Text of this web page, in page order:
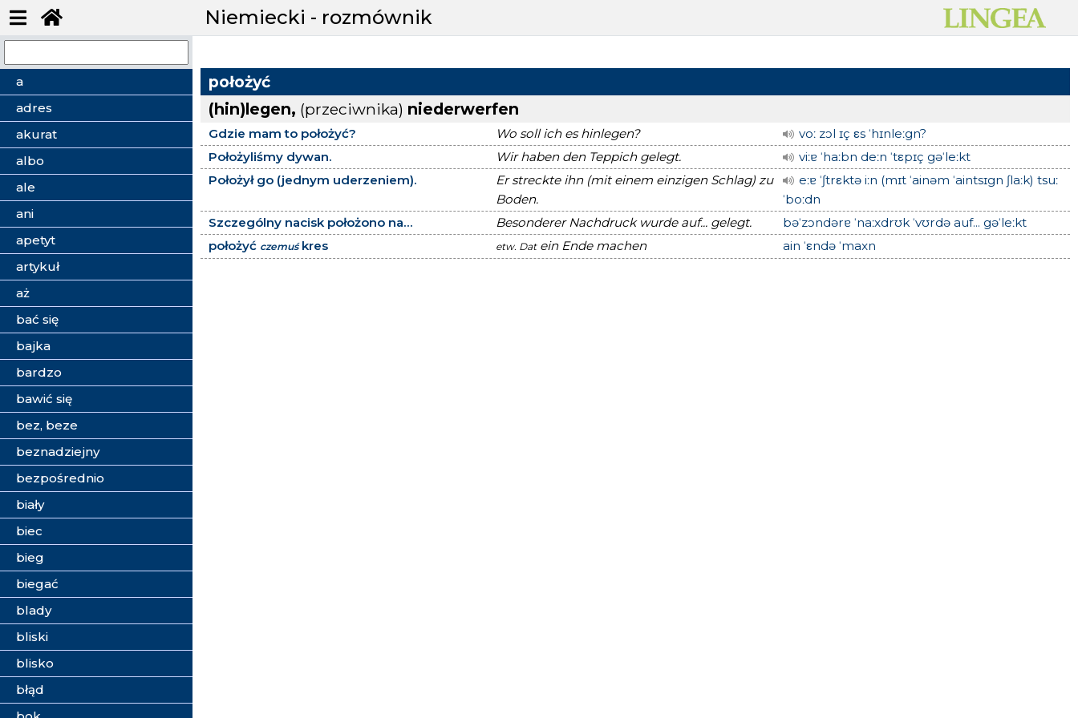
Niemiecki - rozmównik
a
adres
akurat
albo
ale
ani
apetyt
artykuł
aż
bać się
bajka
bardzo
bawić się
bez, beze
beznadziejny
bezpośrednio
biały
biec
bieg
biegać
blady
bliski
blisko
błąd
położyć
(hin)legen, (przeciwnika) niederwerfen
Gdzie mam to położyć? Wo soll ich es hinlegen?
voː zɔl ɪç εs ˈhɪnleːgn?
Położyliśmy dywan.
Wir haben den Teppich gelegt.
viːɐ ˈhaːbn deːn ˈtεpɪç gəˈleːkt
Położył go (jednym uderzeniem).
Er streckte ihn (mit einem einzigen Schlag) zu
Boden.
eːɐ ˈʃtrεktə iːn (mɪt ˈainəm ˈaintsɪgn ʃlaːk) tsuː
ˈboːdn
Szczególny nacisk położono na...
Besonderer Nachdruck wurde auf... gelegt.
bəˈzɔndərɐ ˈnaːxdrʊk ˈvʊrdə auf... gəˈleːkt
położyć czemuśkres etw. Datein Ende machen ain ˈεndə ˈmaxn